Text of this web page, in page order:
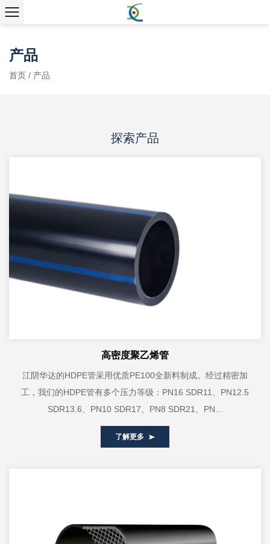
产品
首页 / 产品
探索产品
高密度聚乙烯管
江阴华达的HDPE管采用优质PE100全新料制成。经过精密加
工，我们的HDPE管有多个压力等级：PN16 SDR11、PN12.5
SDR13.6、PN10 SDR17、PN8 SDR21、PN...
了解更多